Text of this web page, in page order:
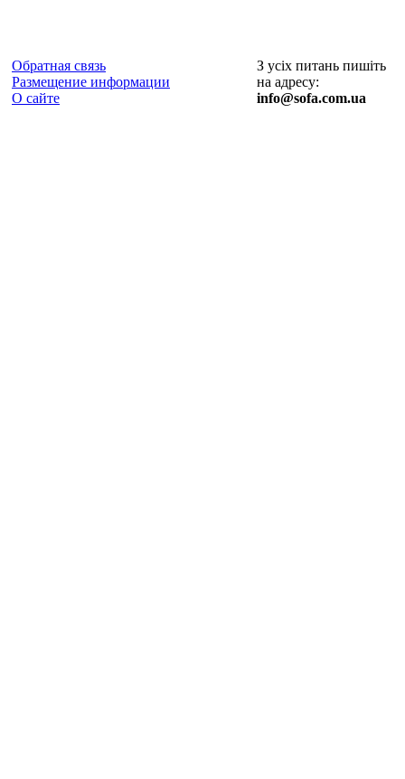
Обратная связь
Размещение информации
О сайте
З усіх питань пишіть
на адресу:
info@sofa.com.ua